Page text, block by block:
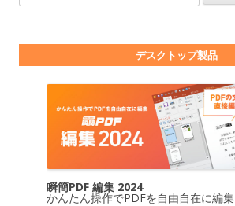
デスクトップ製品
瞬簡PDF 編集 2024
かんたん操作でPDFを自由自在に編集